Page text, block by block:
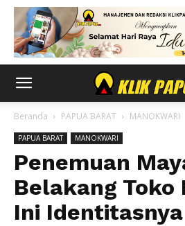
Beranda PAPUA BARAT MANOKWARI
PAPUA BARAT MANOKWARI
Penemuan
Belakang Toko
Ini Identitasnya